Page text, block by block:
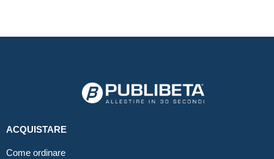
ACQUISTARE
Come ordinare